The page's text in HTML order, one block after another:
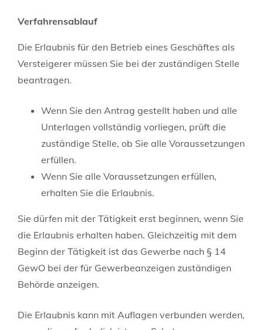
Verfahrensablauf
Die Erlaubnis für den Betrieb eines Geschäftes als
Versteigerer müssen Sie bei der zuständigen Stelle
beantragen.
Wenn Sie den Antrag gestellt haben und alle
Unterlagen vollständig vorliegen, prüft die
zuständige Stelle, ob Sie alle Voraussetzungen
erfüllen.
Wenn Sie alle Voraussetzungen erfüllen,
erhalten Sie die Erlaubnis.
Sie dürfen mit der Tätigkeit erst beginnen, wenn Sie
die Erlaubnis erhalten haben. Gleichzeitig mit dem
Beginn der Tätigkeit ist das Gewerbe nach § 14
GewO bei der für Gewerbeanzeigen zuständigen
Behörde anzeigen.
Die Erlaubnis kann mit Auflagen verbunden werden,